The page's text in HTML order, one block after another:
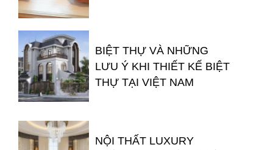
BIỆT THỰ VÀ NHỮNG
LƯU Ý KHI THIẾT KẾ BIỆT
THỰ TẠI VIỆT NAM
NỘI THẤT LUXURY